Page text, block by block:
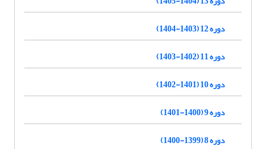
دوره 12 (1403-1404)
دوره 11 (1402-1403)
دوره 10 (1401-1402)
دوره 9 (1400-1401)
دوره 8 (1399-1400)